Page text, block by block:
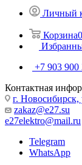
Личный
Корзина0
+7 903 900
Контактная
г. Новосибирск,
zakaz@e27.su
e27elektro@mail.ru
Telegram
WhatsApp